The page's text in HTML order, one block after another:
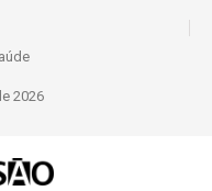
14
2026